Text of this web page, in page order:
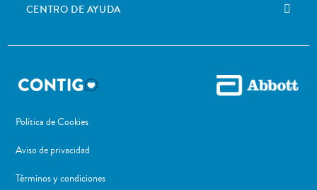
CENTRO DE AYUDA
Política de Cookies
Aviso de privacidad
Términos y condiciones